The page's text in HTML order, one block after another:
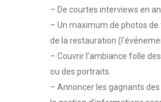
– De courtes interviews en
– Un maximum de photos
de la restauration
– Couvrir l’ambiance folle
ou des portraits.
– Annoncer les gagnants